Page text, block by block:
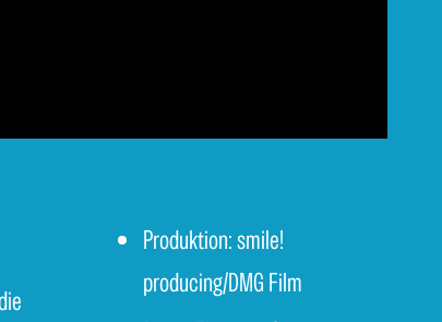
Produktion: smile!
producing/DMG Film